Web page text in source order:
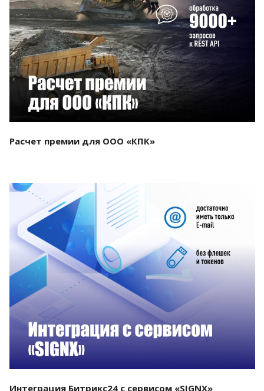
Смотреть проект
Расчет премии для ООО «КПК»
Смотреть проект
Интеграция Битрикс24 с сервисом «SIGNX»